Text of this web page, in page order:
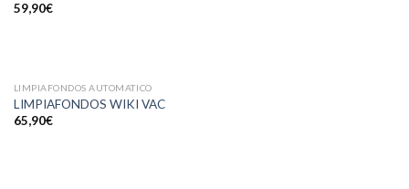
59,90€
LIMPIAFONDOS AUTOMATICO
LIMPIAFONDOS WIKI VAC
65,90€